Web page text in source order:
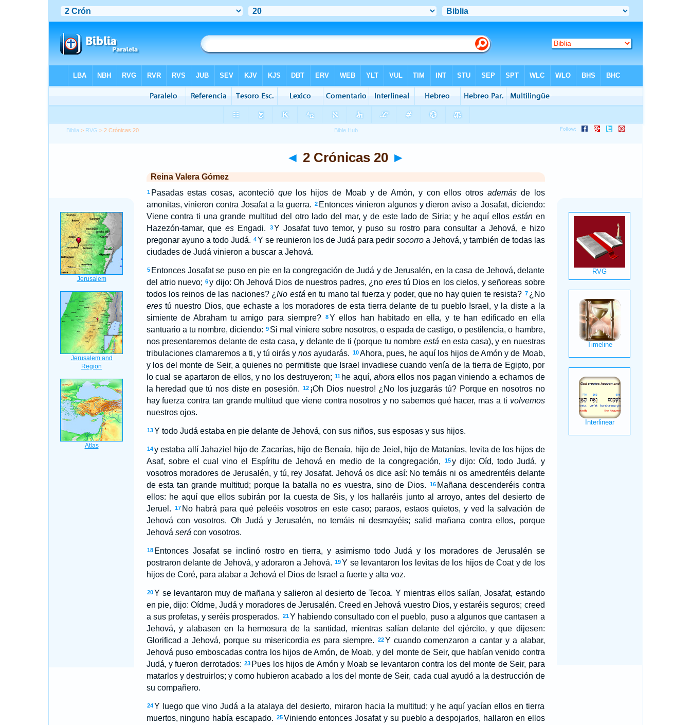
Biblia > RVG > 2 Crónicas 20
◄ 2 Crónicas 20 ►
Reina Valera Gómez
1 Pasadas estas cosas, aconteció quelos hijos de Moab y de Amón, y con ellos otros ademásde los
amonitas, vinieron contra Josafat a la guerra. 2 Entonces vinieron algunos y dieron aviso a Josafat, diciendo:
Viene contra ti una grande multitud del otro lado del mar, y de este lado de Siria; y he aquí ellos estánen
Hazezón-tamar, que esEngadi. 3 Y Josafat tuvo temor, y puso su rostro para consultar a Jehová, e hizo
pregonar ayuno a todo Judá. 4 Y se reunieron los de Judá para pedir socorroa Jehová, y también de todas las
ciudades de Judá vinieron a buscar a Jehová.
5 Entonces Josafat se puso en pie en la congregación de Judá y de Jerusalén, en la casa de Jehová, delante
del atrio nuevo; 6y dijo: Oh Jehová Dios de nuestros padres, ¿no erestú Dios en los cielos, y señoreas sobre
todos los reinos de las naciones? ¿No está en tu mano tal fuerza y poder, que no hay quien te resista? 7 ¿No
erestú nuestro Dios, que echaste a los moradores de esta tierra delante de tu pueblo Israel, y la diste a la
simiente de Abraham tu amigo para siempre?
8Y ellos han habitado en ella, y te han edificado en ella
santuario a tu nombre, diciendo: 9 Si mal viniere sobre nosotros, o espada de castigo, o pestilencia, o hambre,
nos presentaremos delante de esta casa, y delante de ti (porque tu nombreestá en esta casa), y en nuestras
tribulaciones clamaremos a ti, y tú oirás ynos ayudarás. 10 Ahora, pues, he aquí los hijos de Amón y de Moab,
y los del monte de Seir, a quienes no permitiste que Israel invadiese cuando venía de la tierra de Egipto, por
lo cual se apartaron de ellos, y no los destruyeron; 11 he aquí, ahora ellos nos pagan viniendo a echarnos de
la heredad que tú nos diste en posesión.
12 ¡Oh Dios nuestro! ¿No los juzgarás tú? Porque en nosotros no
hay fuerza contra tan grande multitud que viene contra nosotros y no sabemos qué hacer, mas a ti volvemos
nuestros ojos.
13 Y todo Judá estaba en pie delante de Jehová, con sus niños, sus esposas y sus hijos.
14 y estaba allí Jahaziel hijo de Zacarías, hijo de Benaía, hijo de Jeiel, hijo de Matanías, levita de los hijos de
Asaf, sobre el cual vino el Espíritu de Jehová en medio de la congregación,
15y dijo: Oíd, todo Judá, y
vosotros moradores de Jerusalén, y tú, rey Josafat. Jehová os dice así: No temáis ni os amedrentéis delante
de esta tan grande multitud; porque la batalla no esvuestra, sino de Dios. 16 Mañana descenderéis contra
ellos: he aquí que ellos subirán por la cuesta de Sis, y los hallaréis junto al arroyo, antes del desierto de
Jeruel.
17 No habrá para qué peleéis vosotros en este caso; paraos, estaos quietos, y ved la salvación de
Jehová con vosotros. Oh Judá y Jerusalén, no temáis ni desmayéis; salid mañana contra ellos, porque
Jehová será con vosotros.
18 Entonces Josafat se inclinó rostro en tierra, y asimismo todo Judá y los moradores de Jerusalén se
postraron delante de Jehová, y adoraron a Jehová. 19Y se levantaron los levitas de los hijos de Coat y de los
hijos de Coré, para alabar a Jehová el Dios de Israel a fuerte y alta voz.
20 Y se levantaron muy de mañana y salieron al desierto de Tecoa. Y mientras ellos salían, Josafat, estando
en pie, dijo: Oídme, Judá y moradores de Jerusalén. Creed en Jehová vuestro Dios, y estaréis seguros; creed
a sus profetas, y seréis prosperados. 21 Y habiendo consultado con el pueblo, puso a algunos que cantasen a
Jehová, y alabasen en la hermosura de la santidad, mientras salían delante del ejército, y que dijesen:
Glorificad a Jehová, porque su misericordiaes para siempre. 22Y cuando comenzaron a cantar y a alabar,
Jehová puso emboscadas contra los hijos de Amón, de Moab, y del monte de Seir, que habían venido contra
Judá, y fueron derrotados: 23 Pues los hijos de Amón y Moab se levantaron contra los del monte de Seir, para
matarlos y destruirlos; y como hubieron acabado a los del monte de Seir, cada cual ayudó a la destrucción de
su compañero.
24 Y luego que vino Judá a la atalaya del desierto, miraron hacia la multitud; y he aquí yacían ellos en tierra
muertos, ninguno había escapado. 25Viniendo entonces Josafat y su pueblo a despojarlos, hallaron en ellos